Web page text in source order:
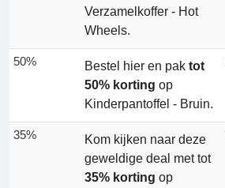
Verzamelkoffer - Hot
Wheels.
50% Bestel hier en pak tot
50% korting op
Kinderpantoffel - Bruin.
35%
Kom kijken naar deze
geweldige deal met tot
35% korting op